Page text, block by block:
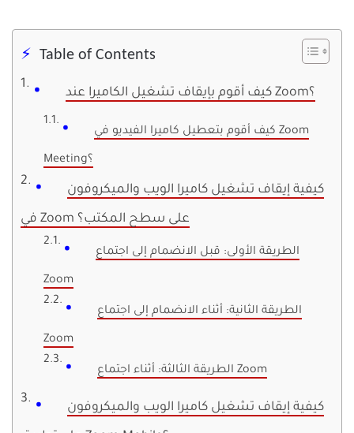
Table of Contents
كيف أقوم بإيقاف تشغيل الكاميرا عند Zoom؟
كيف أقوم بتعطيل كاميرا الفيديو في Zoom
Meeting؟
كيفية إيقاف تشغيل كاميرا الويب والميكروفون
في Zoom على سطح المكتب؟
الطريقة الأولى: قبل الانضمام إلى اجتماع
Zoom
الطريقة الثانية: أثناء الانضمام إلى اجتماع
Zoom
الطريقة الثالثة: أثناء اجتماع Zoom
كيفية إيقاف تشغيل كاميرا الويب والميكروفون